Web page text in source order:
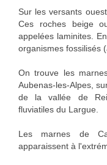
Sur les versants
Ces roches beige
appelées laminites.
organismes fossilisés
On trouve les
Aubenas-les-Alpes,
de la vallée de
fluviatiles du Largue.
Les marnes de
apparaissent à